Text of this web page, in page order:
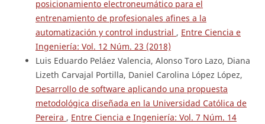
posicionamiento electroneumático para el
entrenamiento de profesionales afines a la
automatización y control industrial , Entre Ciencia e
Ingeniería: Vol. 12 Núm. 23 (2018)
Luis Eduardo Peláez Valencia, Alonso Toro Lazo, Diana
Lizeth Carvajal Portilla, Daniel Carolina López López,
Desarrollo de software aplicando una propuesta
metodológica diseñada en la Universidad Católica de
Pereira , Entre Ciencia e Ingeniería: Vol. 7 Núm. 14